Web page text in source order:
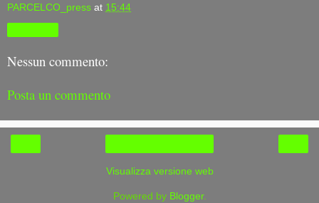
PARCELCO_press at 15:44
Nessun commento:
Posta un commento
Visualizza versione web
Powered by Blogger.